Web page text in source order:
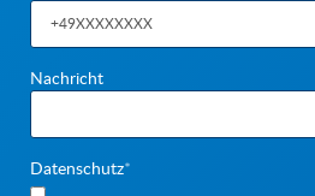
Nachricht
Pflichtfeld
Datenschutz*